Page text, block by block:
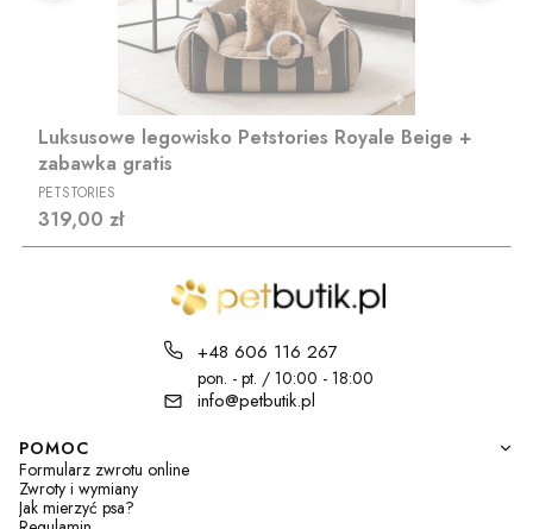
Luksusowe legowisko Petstories Royale Beige +
zabawka gratis
PRODUCENT
PETSTORIES
Cena
319,00 zł
+48 606 116 267
pon. - pt. / 10:00 - 18:00
info@petbutik.pl
Linki w stopce
POMOC
Formularz zwrotu online
Zwroty i wymiany
Jak mierzyć psa?